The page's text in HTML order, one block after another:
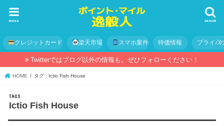
search
menu
クレジットカード 楽天市場 スマホ案件 特価情報 プライバ
Twitterではブログ以外の情報も。ぜひフォローください！
HOME タグ : Ictio Fish House
Ictio Fish House